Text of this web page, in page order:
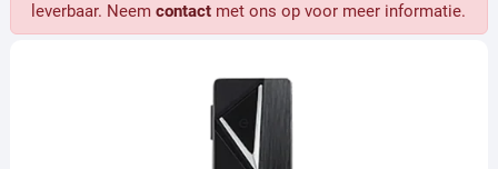
leverbaar. Neemcontact met ons op voor meer informatie.